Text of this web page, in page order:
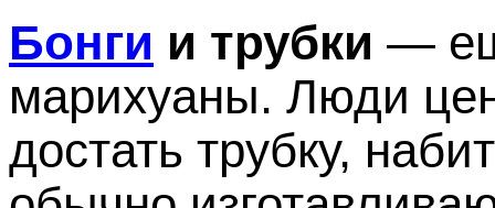
Бонги и трубки —
марихуаны. Люди
достать трубку,